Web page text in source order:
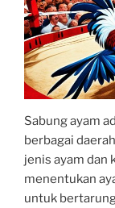
Sabung ayam
berbagai
jenis ayam dan
menentukan
untuk